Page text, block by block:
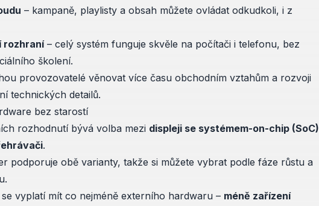
– kampaně, playlisty a obsah můžete ovládat odkudkoli, i z
rozhraní– celý systém funguje skvěle na počítači i telefonu, bez
školení.
provozovatelé věnovat více času obchodním vztahům a rozvoji
technických detailů.
bez starostí
rozhodnutí bývá volba mezi displeji se systémem-on-chip (SoC)
.
podporuje obě varianty, takže si můžete vybrat podle fáze růstu a
vyplatí mít co nejméně externího hardwaru – méně zařízení